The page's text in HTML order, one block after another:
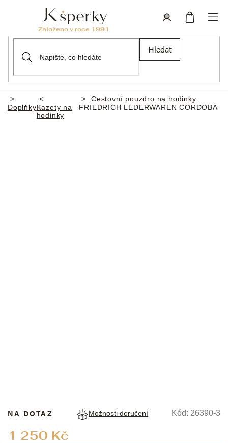
Hledat
Domů
DoplňkyKazety na
hodinky
Cestovní pouzdro na hodinky
FRIEDRICH LEDERWAREN CORDOBA
1 250 Kč
NA DOTAZ Možnosti doručení Kód: 26390-3